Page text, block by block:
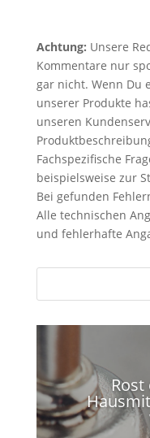
Achtung: Unsere
Kommentare nur
gar nicht. Wenn Du
unserer Produkte
unseren
Fachspezifische
beispielsweise zur
Bei gefunden
Alle technischen
und fehlerhafte